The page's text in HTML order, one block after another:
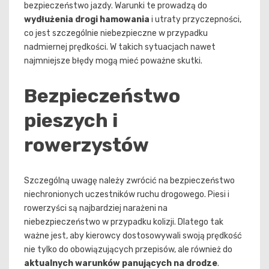
bezpieczeństwo jazdy. Warunki te prowadzą do
wydłużenia drogi hamowania i utraty przyczepności,
co jest szczególnie niebezpieczne w przypadku
nadmiernej prędkości. W takich sytuacjach nawet
najmniejsze błędy mogą mieć poważne skutki.
Bezpieczeństwo
pieszych i
rowerzystów
Szczególną uwagę należy zwrócić na bezpieczeństwo
niechronionych uczestników ruchu drogowego. Piesi i
rowerzyści są najbardziej narażeni na
niebezpieczeństwo w przypadku kolizji. Dlatego tak
ważne jest, aby kierowcy dostosowywali swoją prędkość
nie tylko do obowiązujących przepisów, ale również do
aktualnych warunków panujących na drodze.